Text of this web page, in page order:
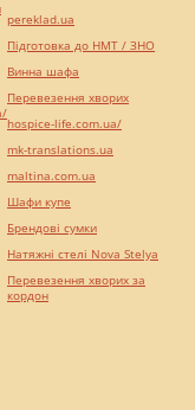
pereklad.ua
Підготовка до НМТ / ЗНО
Винна шафа
Перевезення хворих
hospice-life.com.ua/
mk-translations.ua
maltina.com.ua
Шафи купе
Брендові сумки
Натяжні стелі Nova Stelya
Перевезення хворих за
кордон